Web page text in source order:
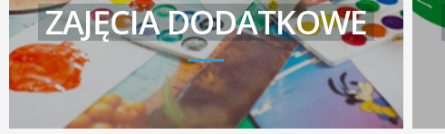
ZAJĘCIA DODATKOWE